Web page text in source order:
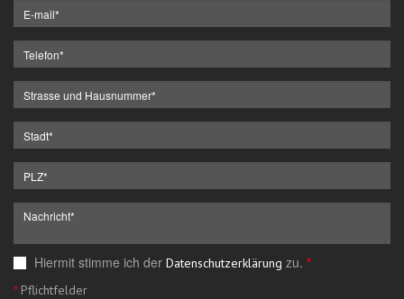
Hiermit stimme ich der Datenschutzerklärung zu. *
*Pflichtfelder